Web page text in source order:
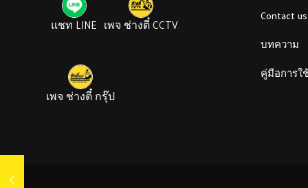
แชท LINE เพจ ช่างตี๋ CCTV
เพจ ช่างตี๋ กรุ๊ป
Contact us
บทความ
คู่มือการใ